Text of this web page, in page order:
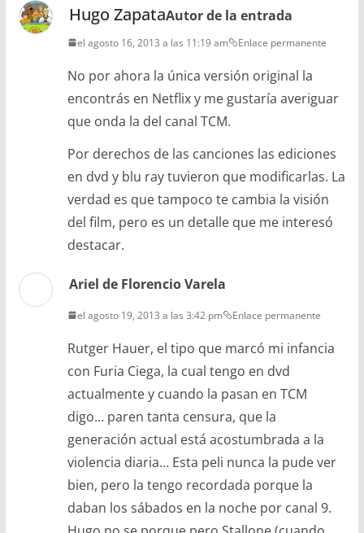
Hugo ZapataAutor de la entrada
el agosto 16, 2013 a las 11:19 am Enlace permanente
No por ahora la única versión original la
encontrás en Netflix y me gustaría averiguar
que onda la del canal TCM.
Por derechos de las canciones las ediciones
en dvd y blu ray tuvieron que modificarlas. La
verdad es que tampoco te cambia la visión
del film, pero es un detalle que me interesó
destacar.
Ariel de Florencio Varela
el agosto 19, 2013 a las 3:42 pm Enlace permanente
Rutger Hauer, el tipo que marcó mi infancia
con Furia Ciega, la cual tengo en dvd
actualmente y cuando la pasan en TCM
digo… paren tanta censura, que la
generación actual está acostumbrada a la
violencia diaria… Esta peli nunca la pude ver
bien, pero la tengo recordada porque la
daban los sábados en la noche por canal 9.